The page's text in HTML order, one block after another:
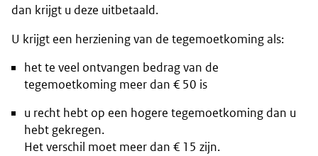
dan krijgt u deze uitbetaald.
U krijgt een herziening van de tegemoetkoming als:
het te veel ontvangen bedrag van de
tegemoetkoming meer dan € 50 is
u recht hebt op een hogere tegemoetkoming dan u
hebt gekregen.
Het verschil moet meer dan € 15 zijn.